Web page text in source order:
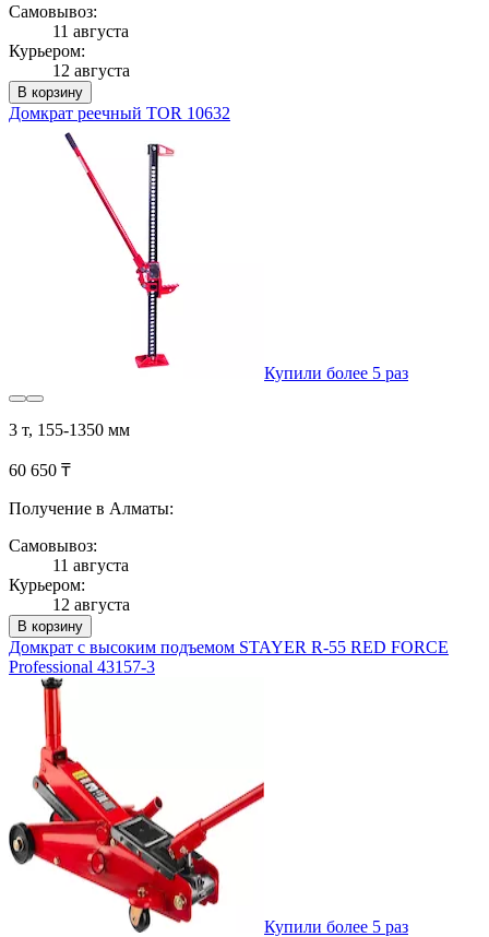
Самовывоз:
11 августа
Курьером:
12 августа
В корзину
Домкрат реечный TOR 10632
Купили более 5 раз
3 т, 155-1350 мм
60 650 ₸
Получение в Алматы:
Самовывоз:
11 августа
Курьером:
12 августа
В корзину
Домкрат с высоким подъемом STAYER R-55 RED FORCE
Professional 43157-3
Купили более 5 раз